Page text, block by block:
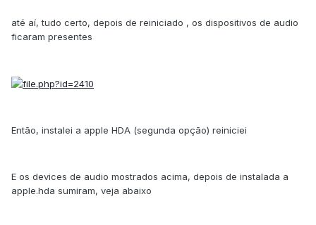
até aí, tudo certo, depois de reiniciado , os dispositivos de audio
ficaram presentes
Então, instalei a apple HDA (segunda opção) reiniciei
E os devices de audio mostrados acima, depois de instalada a
apple.hda sumiram, veja abaixo